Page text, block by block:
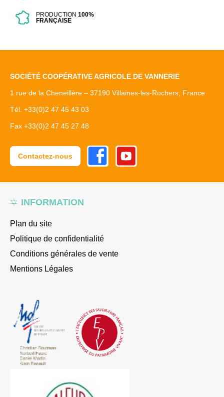
PRODUCTION100%
FRANÇAISE
INFORMATION
Plan du site
Politique de confidentialité
Conditions générales de vente
Mentions Légales
SOCIÉTÉ COOPÉRATIVE AGRICOLE DE VANNERIE
1 rue de la Cheneillère – 37190 Villaines-les-Rochers, France
Tél. +33(0)2 47 45 43 03
Fax +33(0)2 47 45 27 48
Contactez-nous
FacebookYoutube